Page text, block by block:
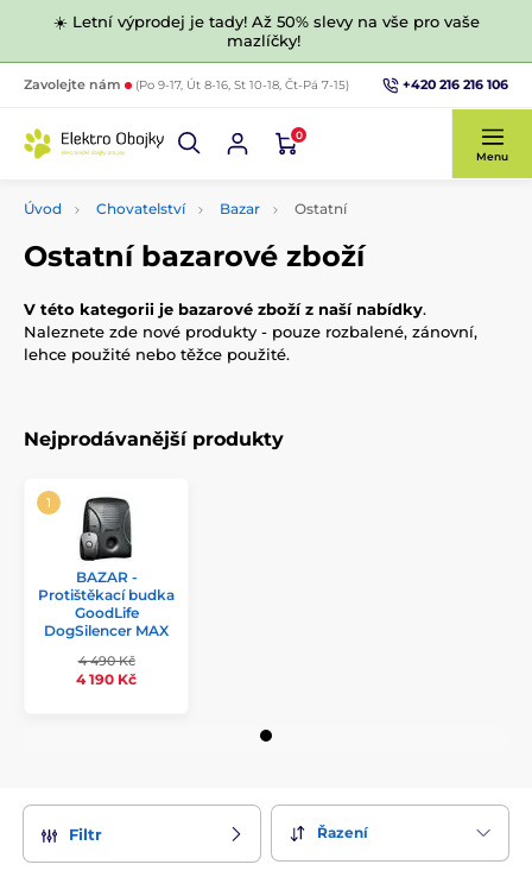
☀️ Letní výprodej je tady! Až 50% slevy na vše pro vaše
mazlíčky!
Zavolejte nám (Po 9-17, Út 8-16, St 10-18, Čt-Pá 7-15) +420 216 216 106
0
Menu
Úvod Chovatelství Bazar Ostatní
Ostatní bazarové zboží
V této kategorii je bazarové zboží z naší nabídky.
Naleznete zde nové produkty - pouze rozbalené, zánovní,
lehce použité nebo těžce použité.
Nejprodávanější produkty
BAZAR -
Protištěkací budka
GoodLife
DogSilencer MAX
4 490 Kč
4 190 Kč
Filtr Řazení